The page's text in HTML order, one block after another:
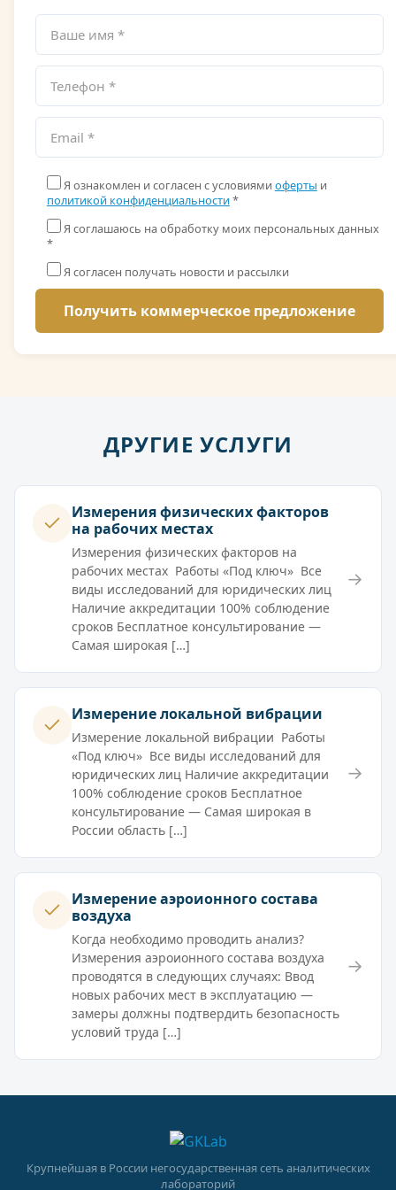
Я ознакомлен и согласен с условиями оферты и
политикой конфиденциальности*
Я соглашаюсь на обработку моих персональных данных
*
Я согласен получать новости и рассылки
ДРУГИЕ УСЛУГИ
Измерения физических факторов
на рабочих местах
Измерения физических факторов на
рабочих местах Работы «Под ключ» Все
виды исследований для юридических лиц
Наличие аккредитации 100% соблюдение
сроков Бесплатное консультирование —
Самая широкая […]
→
Измерение локальной вибрации
Измерение локальной вибрации Работы
«Под ключ» Все виды исследований для
юридических лиц Наличие аккредитации
100% соблюдение сроков Бесплатное
консультирование — Самая широкая в
России область […]
→
Измерение аэроионного состава
воздуха
Когда необходимо проводить анализ?
Измерения аэроионного состава воздуха
проводятся в следующих случаях: Ввод
новых рабочих мест в эксплуатацию —
замеры должны подтвердить безопасность
условий труда […]
→
Крупнейшая в России негосударственная сеть аналитических
лабораторий